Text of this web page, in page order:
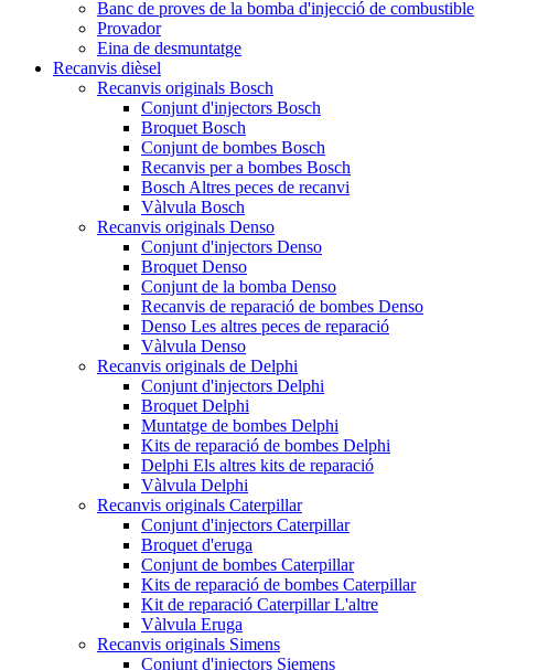
Banc de proves de la bomba d'injecció de combustible
Provador
Eina de desmuntatge
Recanvis dièsel
Recanvis originals Bosch
Conjunt d'injectors Bosch
Broquet Bosch
Conjunt de bombes Bosch
Recanvis per a bombes Bosch
Bosch Altres peces de recanvi
Vàlvula Bosch
Recanvis originals Denso
Conjunt d'injectors Denso
Broquet Denso
Conjunt de la bomba Denso
Recanvis de reparació de bombes Denso
Denso Les altres peces de reparació
Vàlvula Denso
Recanvis originals de Delphi
Conjunt d'injectors Delphi
Broquet Delphi
Muntatge de bombes Delphi
Kits de reparació de bombes Delphi
Delphi Els altres kits de reparació
Vàlvula Delphi
Recanvis originals Caterpillar
Conjunt d'injectors Caterpillar
Broquet d'eruga
Conjunt de bombes Caterpillar
Kits de reparació de bombes Caterpillar
Kit de reparació Caterpillar L'altre
Vàlvula Eruga
Recanvis originals Simens
Conjunt d'injectors Siemens